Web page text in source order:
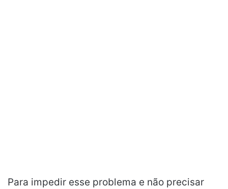
Para impedir esse problema e não precisar